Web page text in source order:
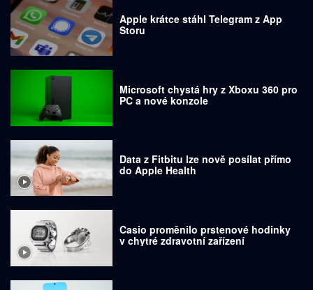
Apple krátce stáhl Telegram z App
Storu
Microsoft chystá hry z Xboxu 360 pro
PC a nové konzole
Data z Fitbitu lze nově posílat přímo
do Apple Health
Casio proměnilo prstenové hodinky
v chytré zdravotní zařízení